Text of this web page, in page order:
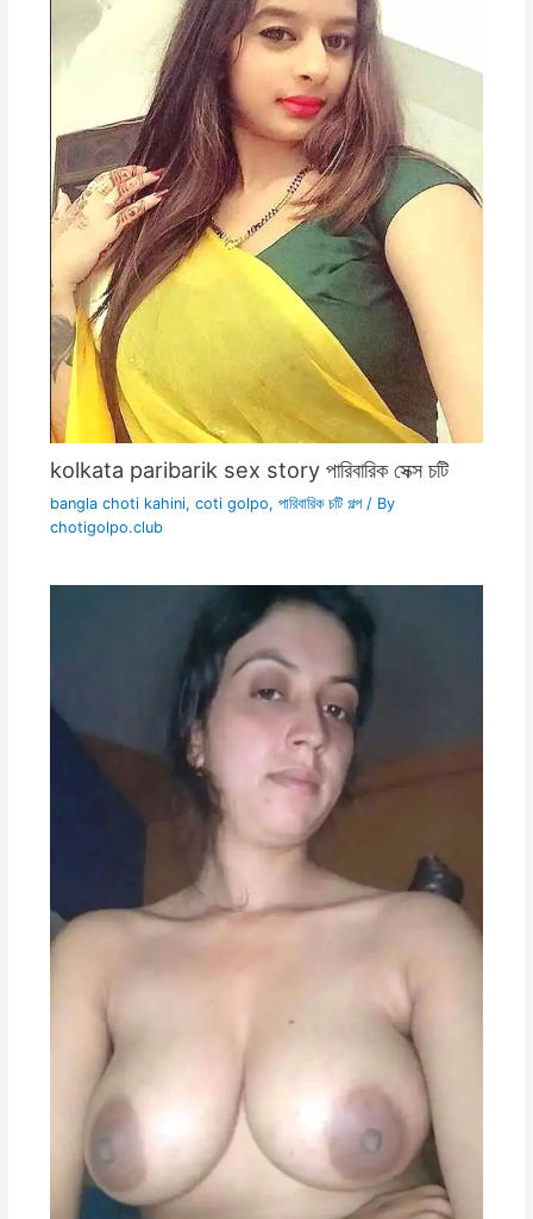
kolkata paribarik sex story পারিবারিক সেক্স চটি
bangla choti kahini, coti golpo, পারিবারিক চটি গল্প/ By
chotigolpo.club